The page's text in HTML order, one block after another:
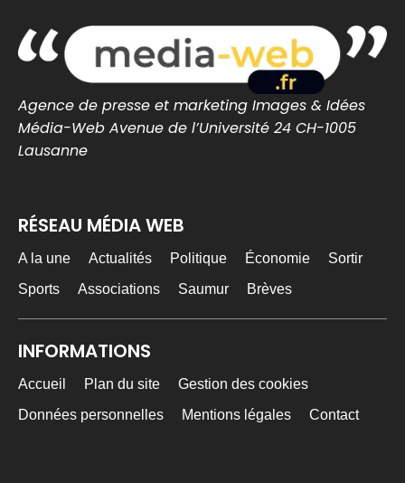
cotedamour-infos.fr
0 0 Twitter
MEDIA WEB @mediawebinfos · 5 Août
L'Urssaf Pays de la Loire dévoile les
Web
Le rapport d'activité 2025 de l'Urssaf Pays de
la Loire revient sur les temps forts de l'année
media-web.fr
0
MEDIA WEB @mediawebinfos · 5 Août
Agence de presse et marketing Images & Idées
Média-Web Avenue de l’Université 24 CH-1005
Lausanne
RÉSEAU MÉDIA WEB
A la une Actualités Politique Économie
Sortir
Sports
Associations Saumur Brèves
INFORMATIONS
Accueil Plan du site
Gestion des cookies
Données personnelles
Mentions légales Contact